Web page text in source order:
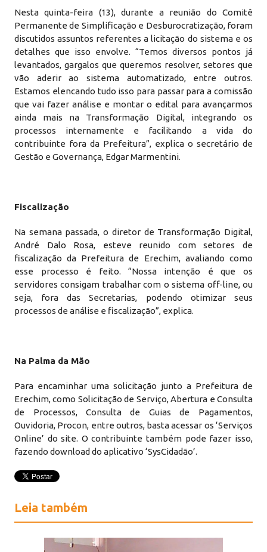
Nesta quinta-feira (13), durante a reunião do Comitê
Permanente de Simplificação e Desburocratização, foram
discutidos assuntos referentes a licitação do sistema e os
detalhes que isso envolve. “Temos diversos pontos já
levantados, gargalos que queremos resolver, setores que
vão aderir ao sistema automatizado, entre outros.
Estamos elencando tudo isso para passar para a comissão
que vai fazer análise e montar o edital para avançarmos
ainda mais na Transformação Digital, integrando os
processos internamente e facilitando a vida do
contribuinte fora da Prefeitura”, explica o secretário de
Gestão e Governança, Edgar Marmentini.
Fiscalização
Na semana passada, o diretor de Transformação Digital,
André Dalo Rosa, esteve reunido com setores de
fiscalização da Prefeitura de Erechim, avaliando como
esse processo é feito. “Nossa intenção é que os
servidores consigam trabalhar com o sistema off-line, ou
seja, fora das Secretarias, podendo otimizar seus
processos de análise e fiscalização”, explica.
Na Palma da Mão
Para encaminhar uma solicitação junto a Prefeitura de
Erechim, como Solicitação de Serviço, Abertura e Consulta
de Processos, Consulta de Guias de Pagamentos,
Ouvidoria, Procon, entre outros, basta acessar os ‘Serviços
Online’ do site. O contribuinte também pode fazer isso,
fazendo download do aplicativo ‘SysCidadão’.
Leia também